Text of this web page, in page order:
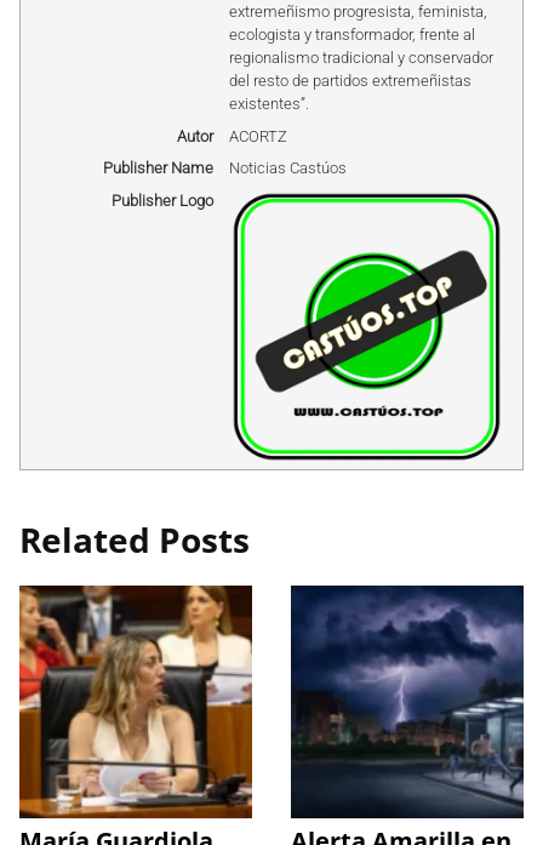
extremeñismo progresista, feminista,
ecologista y transformador, frente al
regionalismo tradicional y conservador
del resto de partidos extremeñistas
existentes”.
Autor
ACORTZ
Publisher Name
Noticias Castúos
Publisher Logo
Related Posts